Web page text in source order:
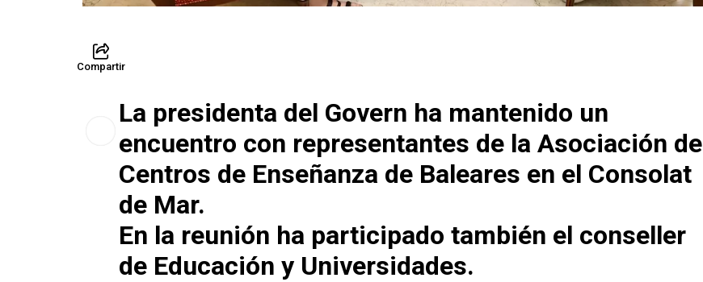
Compartir
La presidenta del Govern ha mantenido un
encuentro con representantes de la Asociación de
Centros de Enseñanza de Baleares en el Consolat
de Mar.
En la reunión ha participado también el conseller
de Educación y Universidades.